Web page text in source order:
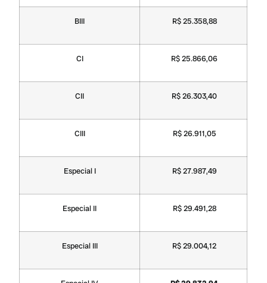
BIII R$ 25.358,88
CI R$ 25.866,06
CII R$ 26.303,40
CIII R$ 26.911,05
Especial I R$ 27.987,49
Especial II R$ 29.491,28
Especial III R$ 29.004,12